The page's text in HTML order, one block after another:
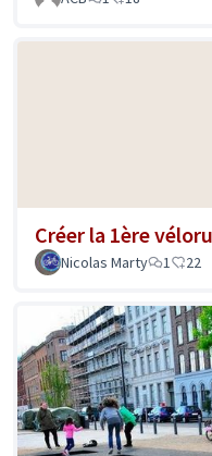
Créer la 1ère
Nicolas Marty
1 22